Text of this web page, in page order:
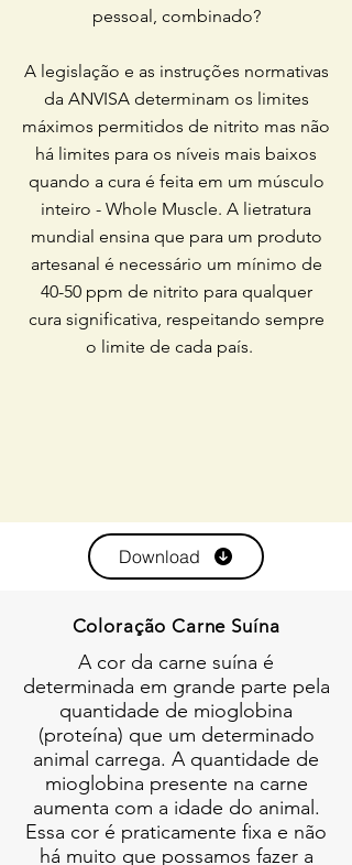
pessoal, combinado?
A legislação e as instruções normativas
da ANVISA determinam os limites
máximos permitidos de nitrito mas não
há limites para os níveis mais baixos
quando a cura é feita em um músculo
inteiro - Whole Muscle. A lietratura
mundial ensina que para um produto
artesanal é necessário um mínimo de
40-50 ppm de nitrito para qualquer
cura significativa, respeitando sempre
o limite de cada país.
Download
Coloração Carne Suína
A cor da carne suína é
determinada em grande parte pela
quantidade de mioglobina
(proteína) que um determinado
animal carrega. A quantidade de
mioglobina presente na carne
aumenta com a idade do animal.
Essa cor é praticamente fixa e não
há muito que possamos fazer a